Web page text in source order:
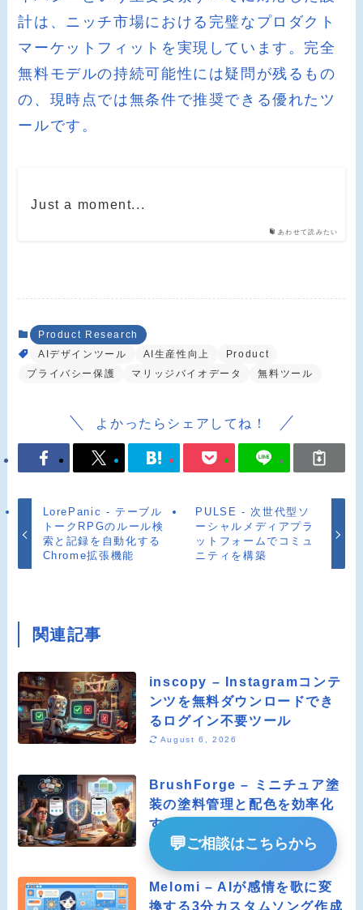
計は、ニッチ市場における完璧なプロダクト
マーケットフィットを実現しています。完全
無料モデルの持続可能性には疑問が残るもの
の、現時点では無条件で推奨できる優れたツ
ールです。
あわせて読みたい
Just a moment...
Product Research
AIデザインツール
AI生産性向上
Product
プライバシー保護
マリッジバイオデータ 無料ツール
よかったらシェアしてね！
LorePanic - テーブル
トークRPGのルール検
索と記録を自動化する
Chrome拡張機能
PULSE - 次世代型ソ
ーシャルメディアプラ
ットフォームでコミュ
ニティを構築
関連記事
inscopy – Instagramコンテ
ンツを無料ダウンロードでき
るログイン不要ツール
August 6, 2026
BrushForge – ミニチュア塗
装の塗料管理と配色を効率化
するオールインワンアプリ
August 6, 2026
Melomi – AIが感情を歌に変
換する3分カスタムソング作成
💬ご相談はこちらから